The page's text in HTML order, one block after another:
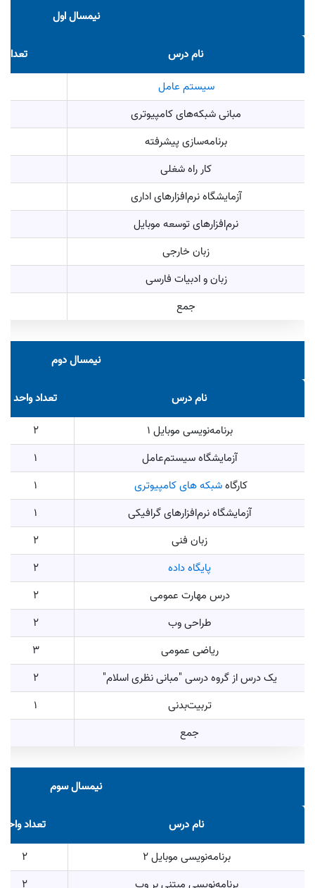
نیمسال اول
نام درس
تعداد
سیستم عامل
مبانی شبکه‌های کامپیوتری
برنامه‌سازی پیشرفته
کار راه شغلی
آزمایشگاه نرم‌افزارهای اداری
نرم‌افزارهای توسعه موبایل
زبان خارجی
زبان و ادبیات فارسی
جمع
نیمسال دوم
نام درس
تعداد واحد
برنامه‌نویسی موبایل 1
2
آزمایشگاه سیستم‌عامل
1
کارگاهشبکه های کامپیوتری
1
آزمایشگاه نرم‌افزارهای گرافیکی
1
زبان فنی
2
پایگاه داده
2
درس مهارت عمومی
2
طراحی وب
2
ریاضی عمومی
3
یک درس از گروه درسی "مبانی نظری اسلام"
2
تربیت‌بدنی
1
جمع
نیمسال سوم
نام درس
تعداد واحد
برنامه‌نویسی موبایل 2
2
برنامه‌نویسی مبتنی بر وب
2